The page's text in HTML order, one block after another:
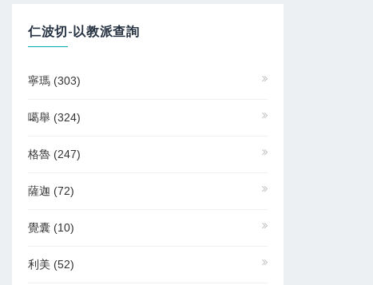
仁波切-以教派查詢
寧瑪 (303)
噶舉 (324)
格魯 (247)
薩迦 (72)
覺囊 (10)
利美 (52)